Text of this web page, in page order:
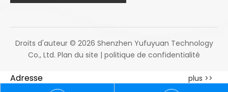
Droits d'auteur © 2026 Shenzhen Yufuyuan Technology
Co., Ltd. Plan du site | politique de confidentialité
Adresse plus >>